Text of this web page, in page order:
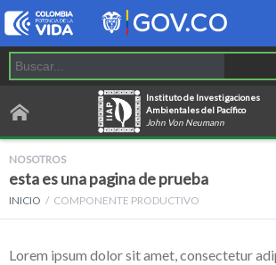
Instituto de Investigaciones
Ambientales del Pacífico
John Von Neumann
NOSOTROS
esta es una pagina de prueba
INICIO COMPONENTE PRODUCTIVO
Lorem ipsum dolor sit amet, consectetur